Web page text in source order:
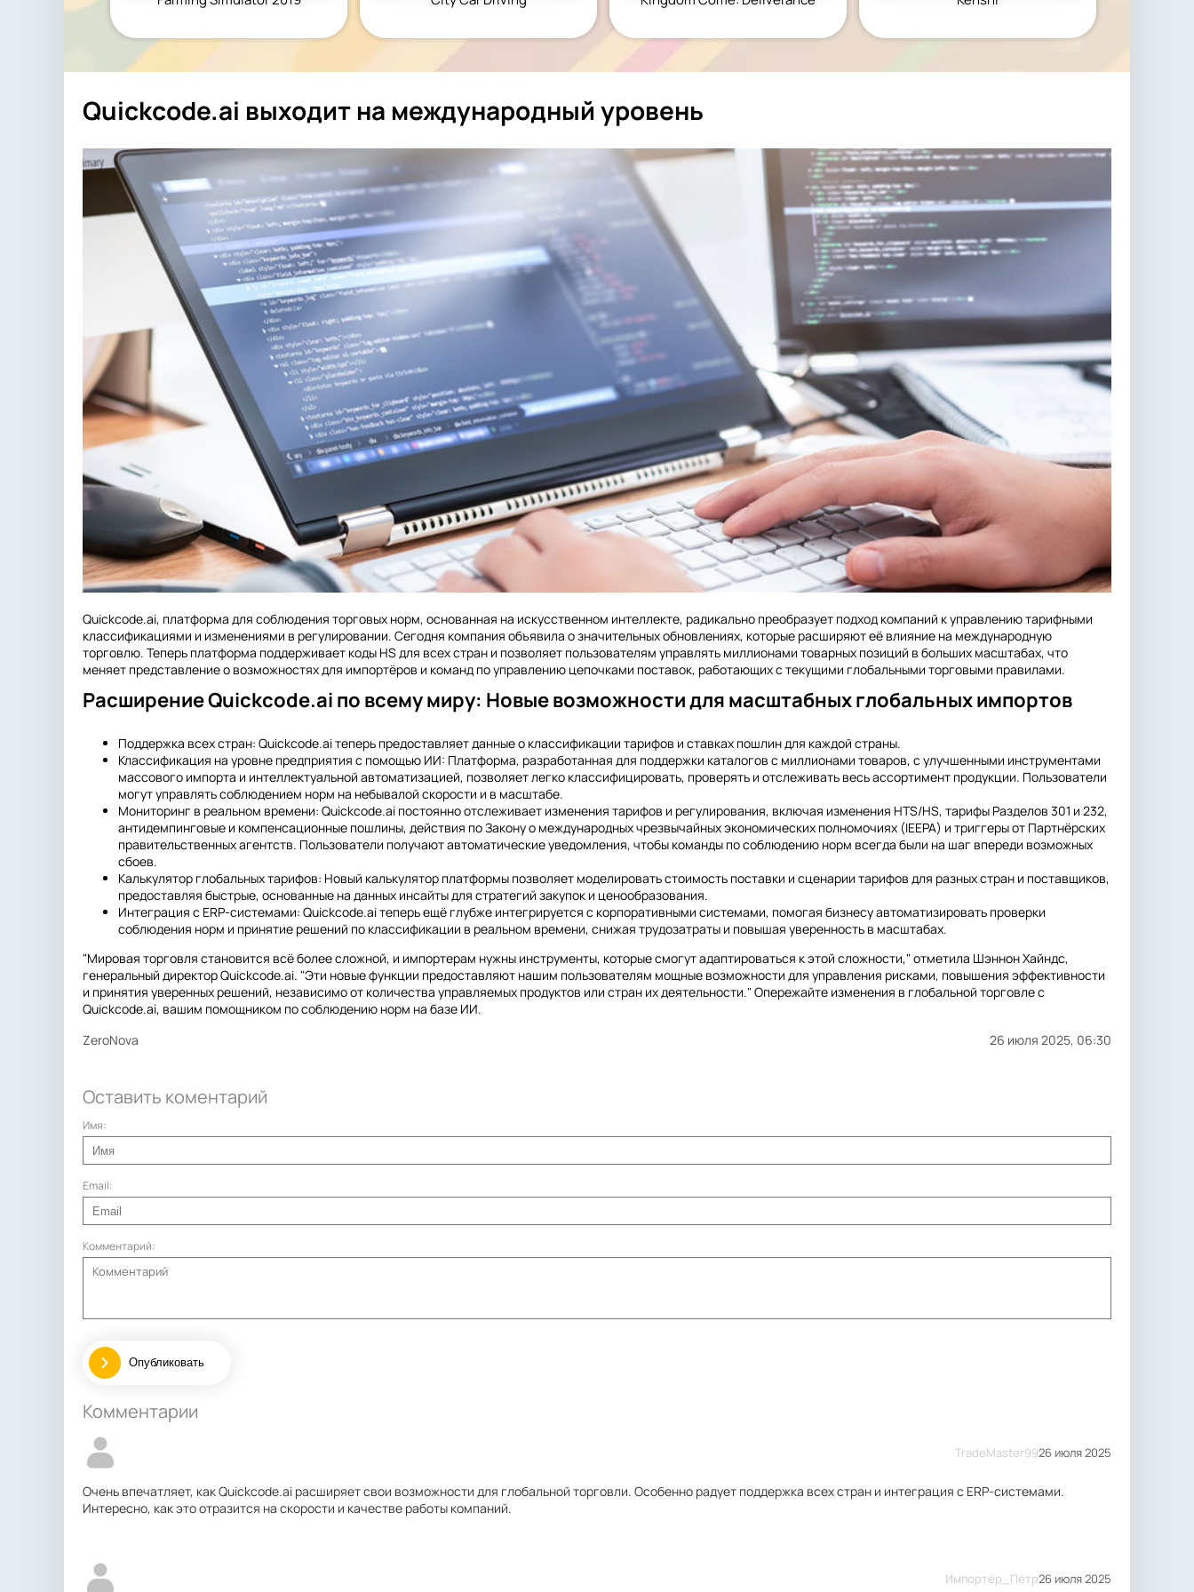
KINGDOM COME:
DELIVERANCE
Quickcode.ai выходит на международный уровень
Quickcode.ai, платформа для соблюдения торговых норм, основанная на искусственном интеллекте, радикально преобразует подход компаний к управлению тарифными
классификациями и изменениями в регулировании. Сегодня компания объявила о значительных обновлениях, которые расширяют её влияние на международную
торговлю. Теперь платформа поддерживает коды HS для всех стран и позволяет пользователям управлять миллионами товарных позиций в больших масштабах, что
меняет представление о возможностях для импортёров и команд по управлению цепочками поставок, работающих с текущими глобальными торговыми правилами.
Расширение Quickcode.ai по всему миру: Новые возможности для масштабных глобальных импортов
Поддержка всех стран: Quickcode.ai теперь предоставляет данные о классификации тарифов и ставках пошлин для каждой страны.
Классификация на уровне предприятия с помощью ИИ: Платформа, разработанная для поддержки каталогов с миллионами товаров, с улучшенными инструментами
массового импорта и интеллектуальной автоматизацией, позволяет легко классифицировать, проверять и отслеживать весь ассортимент продукции. Пользователи
могут управлять соблюдением норм на небывалой скорости и в масштабе.
Мониторинг в реальном времени: Quickcode.ai постоянно отслеживает изменения тарифов и регулирования, включая изменения HTS/HS, тарифы Разделов 301 и 232,
антидемпинговые и компенсационные пошлины, действия по Закону о международных чрезвычайных экономических полномочиях (IEEPA) и триггеры от Партнёрских
правительственных агентств. Пользователи получают автоматические уведомления, чтобы команды по соблюдению норм всегда были на шаг впереди возможных
сбоев.
Калькулятор глобальных тарифов: Новый калькулятор платформы позволяет моделировать стоимость поставки и сценарии тарифов для разных стран и поставщиков,
предоставляя быстрые, основанные на данных инсайты для стратегий закупок и ценообразования.
Интеграция с ERP-системами: Quickcode.ai теперь ещё глубже интегрируется с корпоративными системами, помогая бизнесу автоматизировать проверки
соблюдения норм и принятие решений по классификации в реальном времени, снижая трудозатраты и повышая уверенность в масштабах.
"Мировая торговля становится всё более сложной, и импортерам нужны инструменты, которые смогут адаптироваться к этой сложности," отметила Шэннон Хайндс,
генеральный директор Quickcode.ai. "Эти новые функции предоставляют нашим пользователям мощные возможности для управления рисками, повышения эффективности
и принятия уверенных решений, независимо от количества управляемых продуктов или стран их деятельности." Опережайте изменения в глобальной торговле с
Quickcode.ai, вашим помощником по соблюдению норм на базе ИИ.
ZeroNova
26 июля 2025, 06:30
Оставить коментарий
Имя:
Email:
Комментарий:
Опубликовать
Комментарии
TradeMaster9926 июля 2025
Очень впечатляет, как Quickcode.ai расширяет свои возможности для глобальной торговли. Особенно радует поддержка всех стран и интеграция с ERP-системами.
Интересно, как это отразится на скорости и качестве работы компаний.
Импортёр_Пётр26 июля 2025